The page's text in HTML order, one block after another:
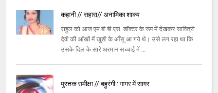
कहानी // सहारा// अनामिका शाक्य
राहुल को आज एम.बी.बी.एस. डॉक्टर के रूप में देखकर सावित्री
देवी की आँखों में खुशी के आँसू आ गये थे। उसे लग रहा था कि
उसके दिल के सारे अरमान सच्चाई में ...
पुस्तक समीक्षा // बहुरंगी : गागर में सागर